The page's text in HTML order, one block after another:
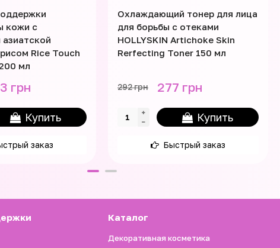
кожи с
Rice Touch
мл
грн
Купить
заказ
Охлаждающий тонер для лица
для борьбы с отеками
HOLLYSKIN Artichoke Skin
Rerfecting Toner 150 мл
292 грн 277 грн
Купить
Быстрый заказ
Каталог
Декоративная косметика